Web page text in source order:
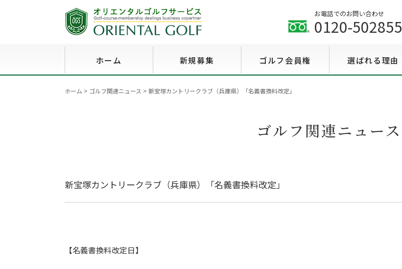
お電話でのお問い合わせ
0120-502855
ホーム 新規募集 ゴルフ会員権
ゴルフ会員権相場情報
至急買い会員権情報
選ばれる理由
ホーム > ゴルフ関連ニュース > 新宝塚カントリークラブ（兵庫県）「名義書換料改定」
ゴルフ関連ニュース
新宝塚カントリークラブ（兵庫県）「名義書換料改定」
【名義書換料改定日】